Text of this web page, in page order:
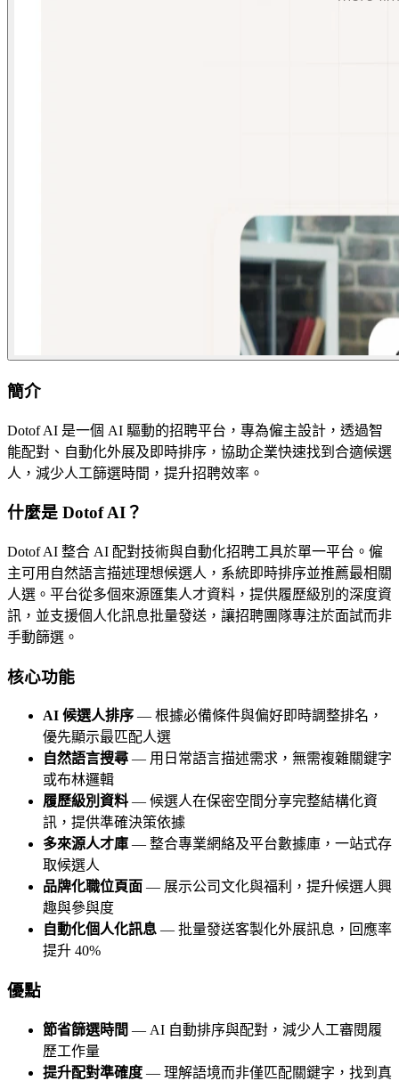
簡介
Dotof AI 是一個 AI 驅動的招聘平台，專為僱主設計，透過智
能配對、自動化外展及即時排序，協助企業快速找到合適候選
人，減少人工篩選時間，提升招聘效率。
什麼是 Dotof AI？
Dotof AI 整合 AI 配對技術與自動化招聘工具於單一平台。僱
主可用自然語言描述理想候選人，系統即時排序並推薦最相關
人選。平台從多個來源匯集人才資料，提供履歷級別的深度資
訊，並支援個人化訊息批量發送，讓招聘團隊專注於面試而非
手動篩選。
核心功能
AI 候選人排序 — 根據必備條件與偏好即時調整排名，
優先顯示最匹配人選
自然語言搜尋 — 用日常語言描述需求，無需複雜關鍵字
或布林邏輯
履歷級別資料 — 候選人在保密空間分享完整結構化資
訊，提供準確決策依據
多來源人才庫 — 整合專業網絡及平台數據庫，一站式存
取候選人
品牌化職位頁面 — 展示公司文化與福利，提升候選人興
趣與參與度
自動化個人化訊息 — 批量發送客製化外展訊息，回應率
提升 40%
優點
節省篩選時間 — AI 自動排序與配對，減少人工審閱履
歷工作量
提升配對準確度 — 理解語境而非僅匹配關鍵字，找到真